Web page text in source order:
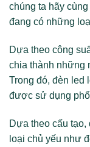
chúng ta hãy
đang có những
Dựa theo công
chia thành những
Trong đó, đèn led
được sử dụng
Dựa theo cấu
loại chủ yếu như